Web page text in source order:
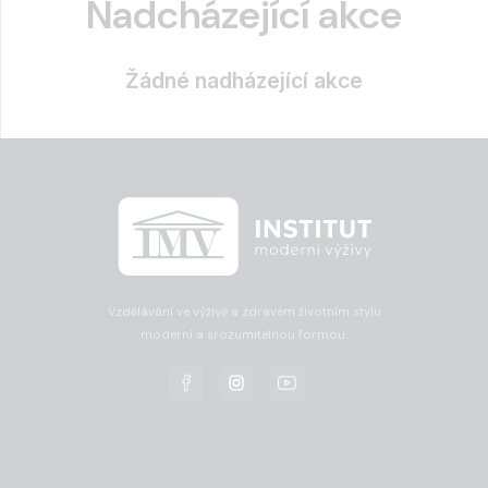
Nadcházející akce
Žádné nadházející akce
Vzdělávání ve výživě a zdravém životním stylu
moderní a srozumitelnou formou.